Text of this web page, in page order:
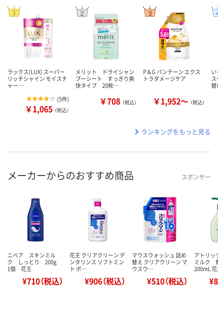
ラックス(LUX) スーパー
リッチシャイン モイスチ
ャー …
(5件)
￥1,065 （税込）
メリット ドライシャン
プーシート すっきり爽
快タイプ 20枚…
￥708 （税込）
P＆G パンテーン エクス
トラダメージケア
￥1,952～ （税込）
ランキングをもっと見る
メーカーからのおすすめ商品 スポンサー
ニベア スキンミル
ク しっとり 200g
1個 花王
¥710（税込）
花王 クリアクリーン デ
ンタリンス ソフトミン
ト ポ…
¥906（税込）
マウスウォッシュ 詰め
替え クリアクリーン マ
ウスウ…
¥510（税込）
アトリ
ミルク
200mL